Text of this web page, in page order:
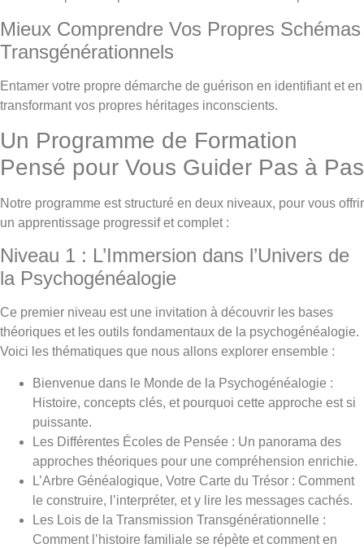
Mieux Comprendre Vos Propres Schémas
Transgénérationnels
Entamer votre propre démarche de guérison en identifiant et en
transformant vos propres héritages inconscients.
Un Programme de Formation
Pensé pour Vous Guider Pas à Pas
Notre programme est structuré en deux niveaux, pour vous offrir
un apprentissage progressif et complet :
Niveau 1 : L’Immersion dans l’Univers de
la Psychogénéalogie
Ce premier niveau est une invitation à découvrir les bases
théoriques et les outils fondamentaux de la psychogénéalogie.
Voici les thématiques que nous allons explorer ensemble :
Bienvenue dans le Monde de la Psychogénéalogie :
Histoire, concepts clés, et pourquoi cette approche est si
puissante.
Les Différentes Écoles de Pensée : Un panorama des
approches théoriques pour une compréhension enrichie.
L’Arbre Généalogique, Votre Carte du Trésor : Comment
le construire, l’interpréter, et y lire les messages cachés.
Les Lois de la Transmission Transgénérationnelle :
Comment l’histoire familiale se répète et comment en